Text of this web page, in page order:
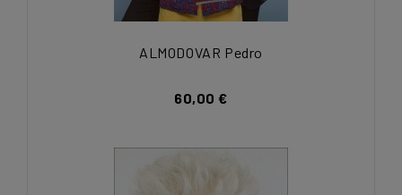
ALMODOVAR Pedro
60,00 €